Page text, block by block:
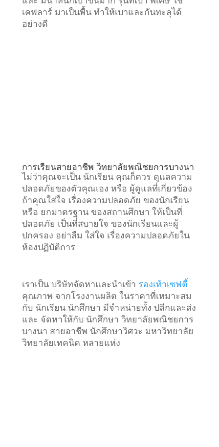
เคฟลาร์ มาเป็นพื้น ทำให้เบาและกันทะลุได้
อย่างดี
การเรียนสายอาชีพ วิทยาลัยพณิชยการบางนา
ไม่ว่าคุณจะเป็น นักเรียน คุณก็ควร ดูแลความ
ปลอดภัยของตัวคุณเอง หรือ ผู้ดูแลที่เกี่ยวข้อง
ถ้าคุณใส่ใจ เรื่องความปลอดภัย ของนักเรียน
หรือ ยกมาตรฐาน ของสถานศึกษา ให้เป็นที่
ปลอดภัย เป็นที่สบายใจ ของนักเรียนและผู้
ปกครอง อย่าลืม ใส่ใจ เรื่องความปลอดภัยใน
ห้องปฏิบัติการ
เราเป็น บริษัทจัดหาและนำเข้า รองเท้าเซฟตี้
คุณภาพ จากโรงงานผลิต ในราคาที่เหมาะสม
กับ นักเรียน นักศึกษา มีจำหน่ายทั้ง ปลีกและส่ง
และ จัดหาให้กับ นักศึกษา วิทยาลัยพณิชยการ
บางนา สายอาชีพ นักศึกษาวิศวะ มหาวิทยาลัย
วิทยาลัยเทคนิค หลายแห่ง